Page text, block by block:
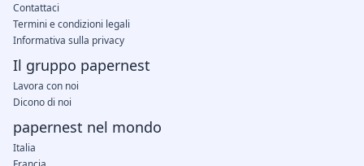
Contattaci
Termini e condizioni legali
Informativa sulla privacy
Il gruppo papernest
Lavora con noi
Dicono di noi
papernest nel mondo
Italia